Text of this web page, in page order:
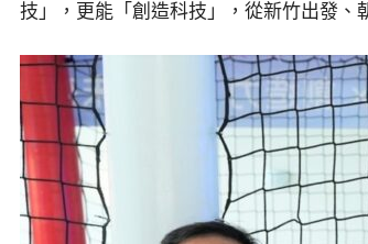
技」，更能「創造科技」，從新竹出發、